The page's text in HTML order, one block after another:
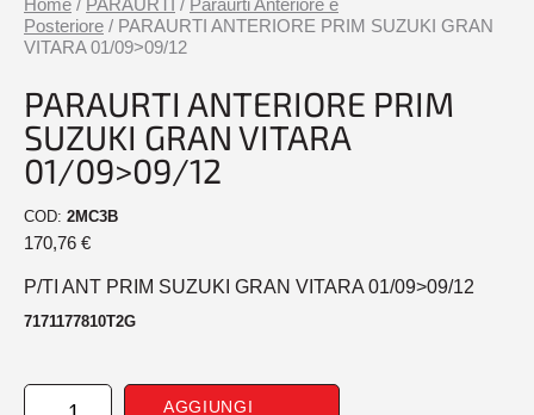
Home / PARAURTI / Paraurti Anteriore e
Posteriore / PARAURTI ANTERIORE PRIM SUZUKI GRAN
VITARA 01/09>09/12
PARAURTI ANTERIORE PRIM
SUZUKI GRAN VITARA
01/09>09/12
COD: 2MC3B
170,76 €
P/TI ANT PRIM SUZUKI GRAN VITARA 01/09>09/12
7171177810T2G
PARAURTI
AGGIUNGI